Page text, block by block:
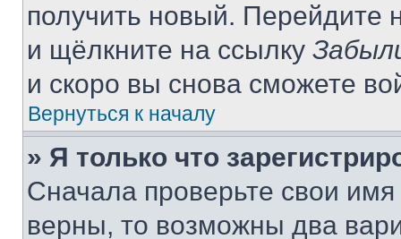
получить новый. Перейдите
и щёлкните на ссылку
и скоро вы снова сможете
Вернуться к началу
» Я только что
Сначала проверьте свои
верны, то возможны два